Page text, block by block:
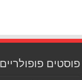
פוסטים פופולריים